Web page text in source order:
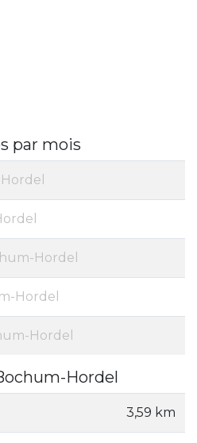
par mois
Hordel
Hordel
Hordel
Hordel
3,59 km